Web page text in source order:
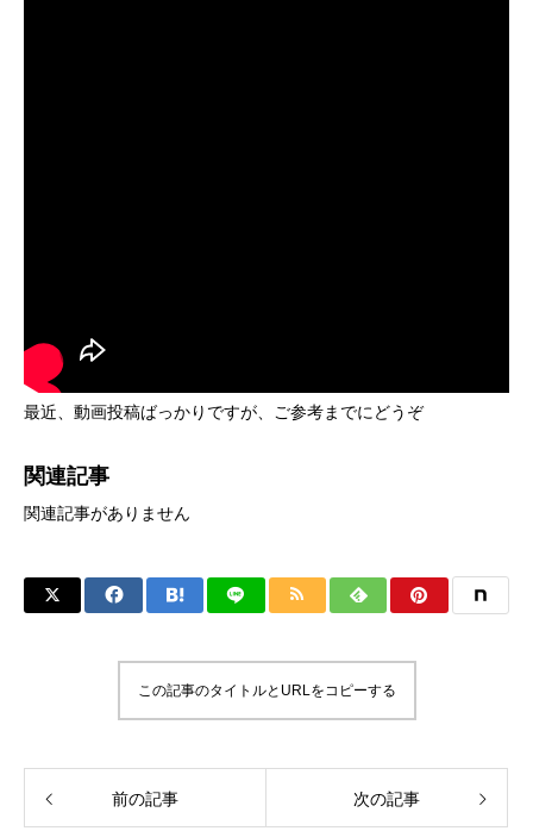
最近、動画投稿ばっかりですが、ご参考までにどうぞ
関連記事
関連記事がありません
この記事のタイトルとURLをコピーする
前の記事 次の記事